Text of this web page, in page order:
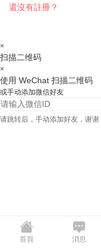
還沒有註冊？
×
扫描二维码
×
使用 WeChat 扫描二维码
或手动添加微信好友
请跳转后，手动添加好友，谢谢
首頁 消息